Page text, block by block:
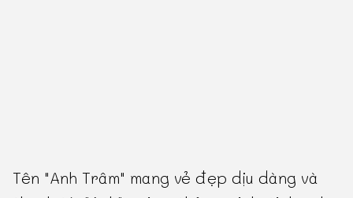
Tên "Anh Trâm" mang vẻ đẹp dịu dàng và